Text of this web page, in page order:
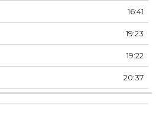
16:41
19:23
19:22
20:37